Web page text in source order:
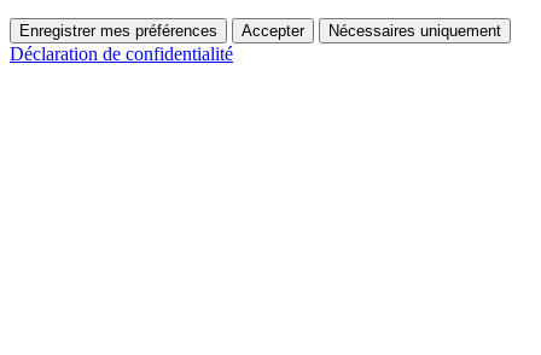
Enregistrer mes préférences Accepter Nécessaires uniquement
Déclaration de confidentialité